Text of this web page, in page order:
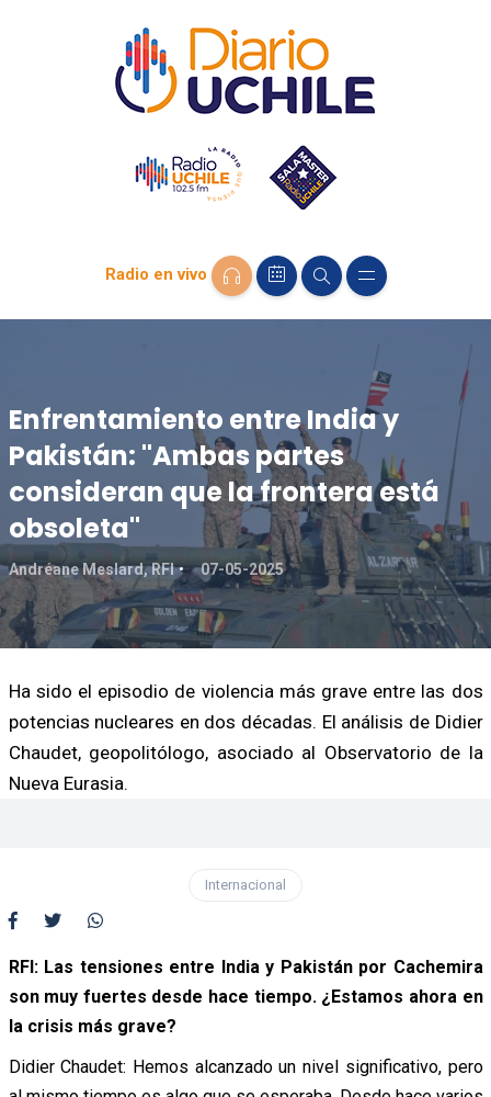
Radio en vivo
Enfrentamiento entre India y
Pakistán: "Ambas partes
consideran que la frontera está
obsoleta"
Andréane Meslard, RFI 07-05-2025
Ha sido el episodio de violencia más grave entre las dos
potencias nucleares en dos décadas. El análisis de Didier
Chaudet, geopolitólogo, asociado al Observatorio de la
Nueva Eurasia.
Internacional
RFI: Las tensiones entre India y Pakistán por Cachemira
son muy fuertes desde hace tiempo. ¿Estamos ahora en
la crisis más grave?
Didier Chaudet: Hemos alcanzado un nivel significativo, pero